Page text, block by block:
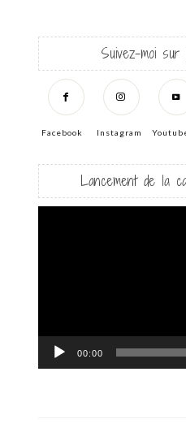
Suivez-moi
Facebook Instagram
Lancement de la
00:00